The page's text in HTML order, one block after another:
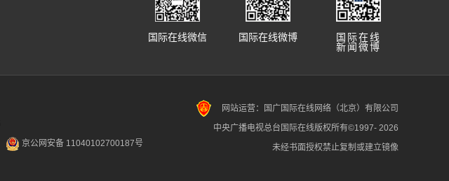
国际在线
新闻微博
国际在线微博
国际在线微信
京公网安备 11040102700187号
网站运营：国广国际在线网络（北京）有限公司
中央广播电视总台国际在线版权所有©1997- 2026
未经书面授权禁止复制或建立镜像